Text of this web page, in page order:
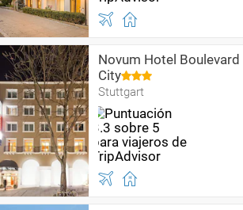
Novum Hotel
City
Stuttgart